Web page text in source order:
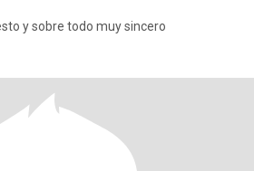
y sobre todo muy sincero